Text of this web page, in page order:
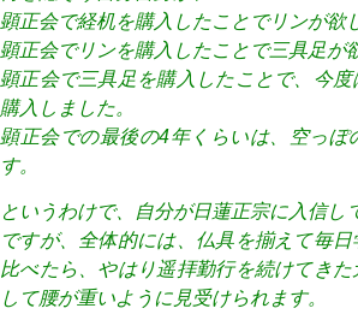
顕正会で経机を購入したことでリンが欲
顕正会でリンを購入したことで三具足が
顕正会で三具足を購入したことで、今
購入しました。
顕正会での最後の4年くらいは、空っ
す。
というわけで、自分が日蓮正宗に入信
ですが、全体的には、仏具を揃えて毎
比べたら、やはり遥拝勤行を続けてき
して腰が重いように見受けられます。